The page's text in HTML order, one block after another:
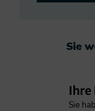
Sie
Ihre
Sie